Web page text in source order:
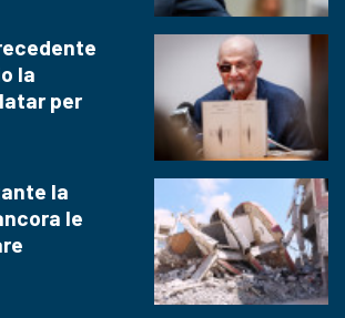
la
per
la
le